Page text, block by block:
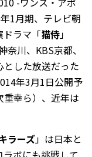
1月期、テレビ朝
ドラマ「猫侍」
奈川、KBS京都、
した放送だった
年3月1日公開予
幸ら）、近年は
ラーズ」は日本と